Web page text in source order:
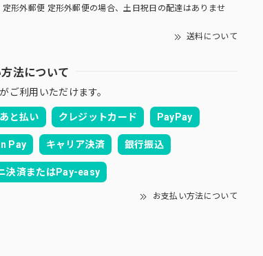
定形外郵便 定形外郵便の場合、土日祝日の配達はありませ
送料について
法について
ご利用いただけます。
と払い クレジットカード PayPay
Pay キャリア決済 銀行振込
決済またはPay-easy
お支払い方法について